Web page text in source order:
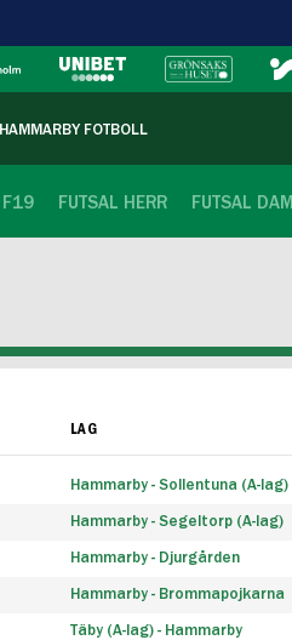
HAMMARBY FOTBOLL
F19 FUTSAL HERR FUTSAL DAM
LAG
Hammarby - Sollentuna (A-lag)
Hammarby - Segeltorp (A-lag)
Hammarby - Djurgården
Hammarby - Brommapojkarna
Täby (A-lag) - Hammarby